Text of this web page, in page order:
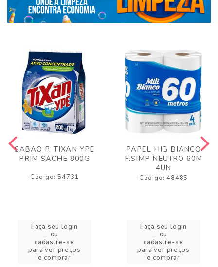
SABAO P. TIXAN YPE
PRIM SACHE 800G
Código: 54731
Faça seu login
ou
cadastre-se
para ver preços
e comprar
PAPEL HIG BIANCO
F.SIMP NEUTRO 60M
4UN
Código: 48485
Faça seu login
ou
cadastre-se
para ver preços
e comprar